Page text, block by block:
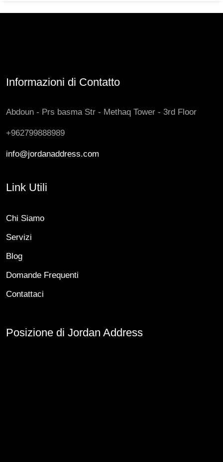
Informazioni di Contatto
Abdoun - Prs basma Str - Methaq Tower - 3rd Floor
+962799888989
info@jordanaddress.com
Link Utili
Chi Siamo
Servizi
Blog
Domande Frequenti
Contattaci
Posizione di Jordan Address